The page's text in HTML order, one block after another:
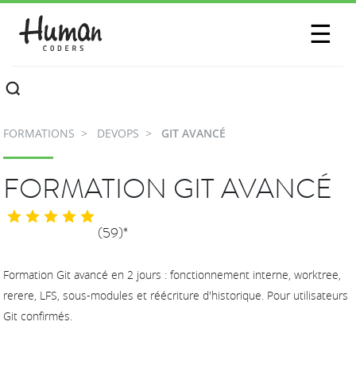
☰
CONTACTEZ-NOUS
FORMATIONS DEVOPS GIT AVANCÉ
FORMATION GIT AVANCÉ
(59)*
Formation Git avancé en 2 jours : fonctionnement interne, worktree,
rerere, LFS, sous-modules et réécriture d'historique. Pour utilisateurs
Git confirmés.